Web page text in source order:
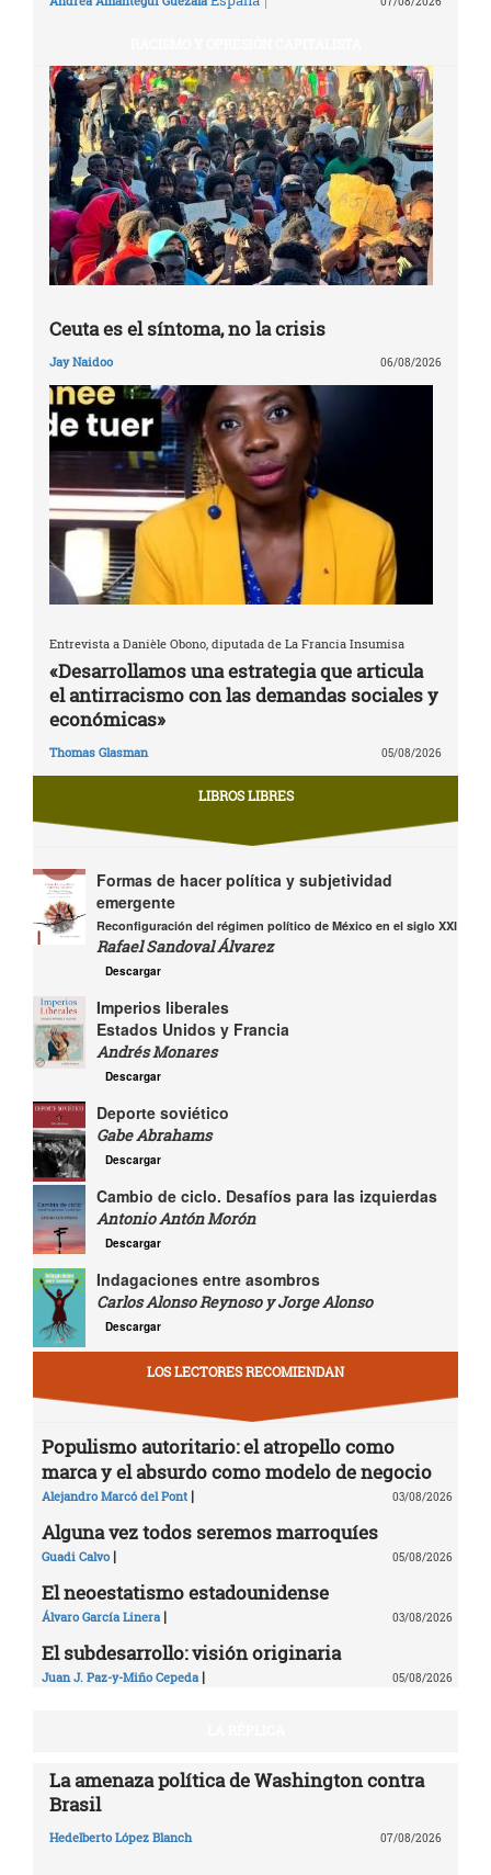
Ceuta es el síntoma, no la crisis
Jay Naidoo 06/08/2026
Entrevista a Danièle Obono, diputada de La Francia Insumisa
«Desarrollamos una estrategia que articula
el antirracismo con las demandas sociales y
económicas»
Thomas Glasman 05/08/2026
LIBROS LIBRES
Formas de hacer política y subjetividad
emergente
Reconfiguración del régimen político de México en el siglo XXI
Rafael Sandoval Álvarez
Descargar
Imperios liberales
Estados Unidos y Francia
Andrés Monares
Descargar
Deporte soviético
Gabe Abrahams
Descargar
Cambio de ciclo. Desafíos para las izquierdas
Antonio Antón Morón
Descargar
Indagaciones entre asombros
Carlos Alonso Reynoso y Jorge Alonso
Descargar
LOS LECTORES RECOMIENDAN
Populismo autoritario: el atropello como
marca y el absurdo como modelo de negocio
Alejandro Marcó del Pont | 03/08/2026
Alguna vez todos seremos marroquíes
Guadi Calvo | 05/08/2026
El neoestatismo estadounidense
Álvaro García Linera | 03/08/2026
El subdesarrollo: visión originaria
Juan J. Paz-y-Miño Cepeda | 05/08/2026
La amenaza política de Washington contra
Brasil
Hedelberto López Blanch 07/08/2026